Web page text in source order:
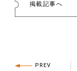
掲載記事へ
PREV